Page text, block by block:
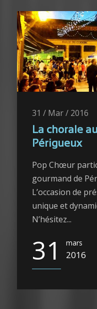
31 / Mar / 2016
La chorale
Périgueux
Pop Chœur
gourmand de
L’occasion de
unique et
N’hésitez...
31 mars
2016